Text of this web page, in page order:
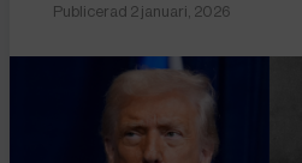
Publicerad 2 januari, 2026